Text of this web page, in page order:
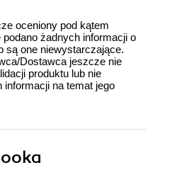
oceniony pod kątem
podano żadnych informacji o
są one niewystarczające.
Dostawca jeszcze nie
produktu lub nie
informacji na temat jego